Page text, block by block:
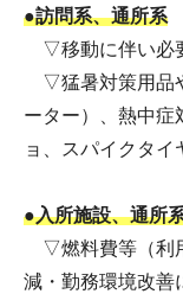
●訪問系、通所系
▽移動に伴い必
▽猛暑対策用品
ーター）、熱中症
ョ、スパイクタ
●入所施設、通所
▽燃料費等（利
減・勤務環境改善